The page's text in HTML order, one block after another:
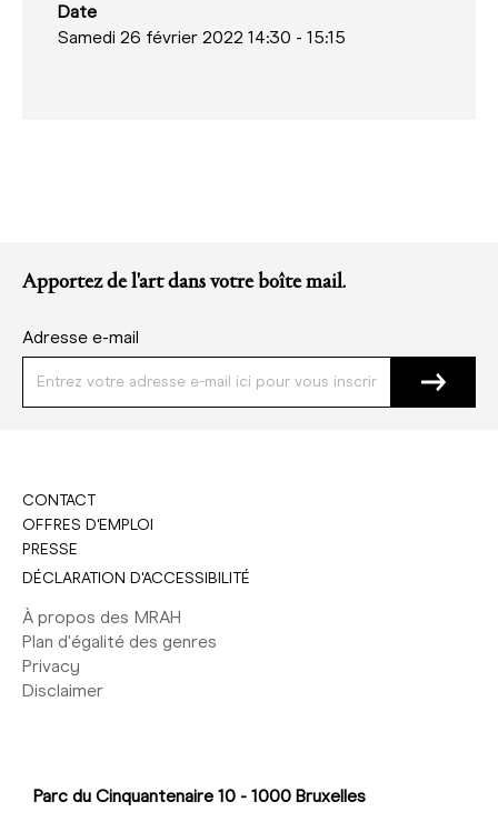
Date
Samedi 26 février 2022 14:30 - 15:15
Apportez de l'art dans votre boîte mail.
Adresse e-mail
CONTACT
OFFRES D'EMPLOI
PRESSE
DÉCLARATION D'ACCESSIBILITÉ
À propos des MRAH
Plan d'égalité des genres
Privacy
Disclaimer
Parc du Cinquantenaire 10 - 1000 Bruxelles